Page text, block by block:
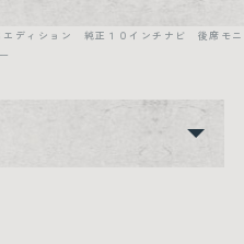
エディション 純正１０インチナビ 後席モニ